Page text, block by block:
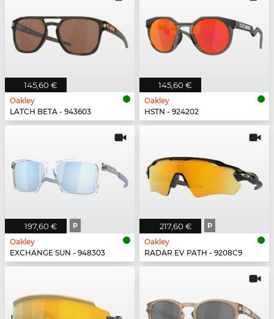
145,60 €
Oakley
LATCH BETA - 943603
145,60 €
Oakley
HSTN - 924202
197,60 € P
Oakley
EXCHANGE SUN - 948303
217,60 € P
Oakley
RADAR EV PATH - 9208C9